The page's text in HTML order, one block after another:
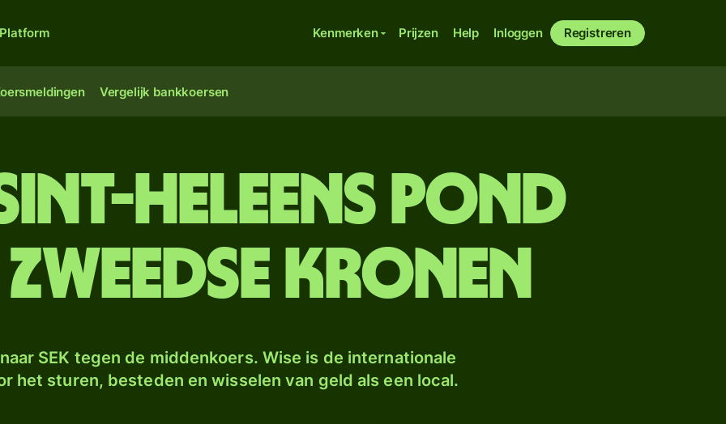
Platform Kenmerken Prijzen Help Inloggen Registreren
Vergelijk bankkoersen
Heleens pond
kronen
SEK tegen de middenkoers. Wise is de internationale
het sturen, besteden en wisselen van geld als een local.